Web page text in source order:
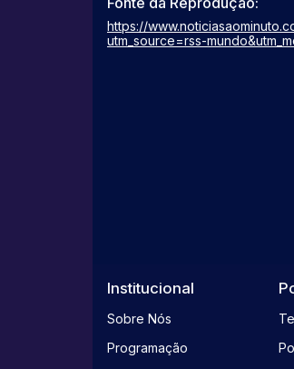
https://
utm_source=rss-
Institucional
Sobre Nós
Programação